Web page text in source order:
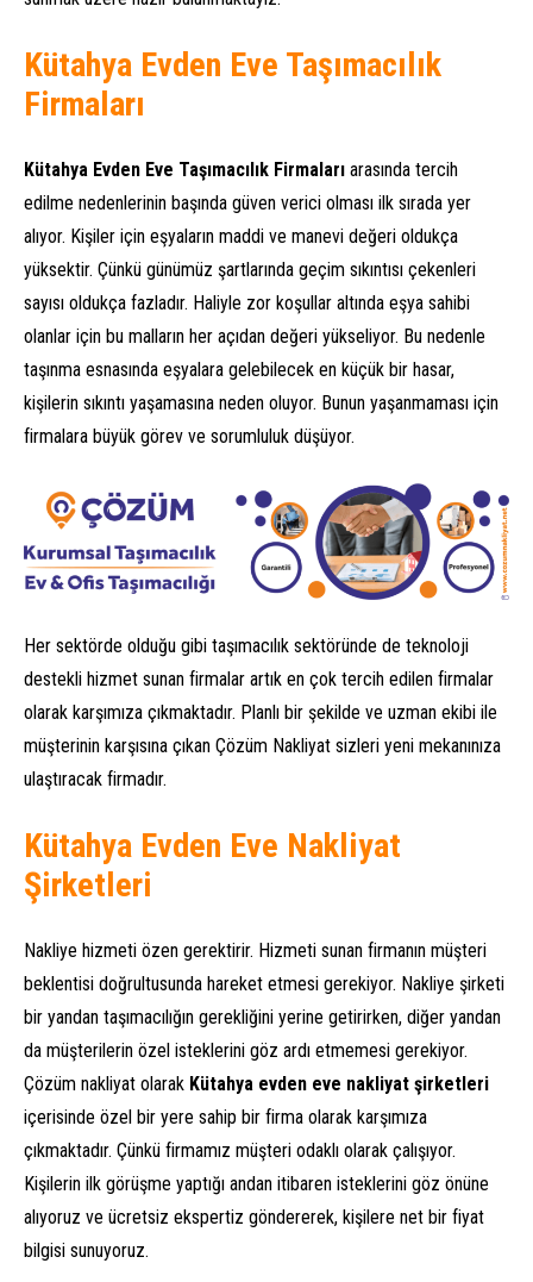
Kütahya Evden Eve Taşımacılık
Firmaları
Kütahya Evden Eve Taşımacılık Firmaları arasında tercih
edilme nedenlerinin başında güven verici olması ilk sırada yer
alıyor. Kişiler için eşyaların maddi ve manevi değeri oldukça
yüksektir. Çünkü günümüz şartlarında geçim sıkıntısı çekenleri
sayısı oldukça fazladır. Haliyle zor koşullar altında eşya sahibi
olanlar için bu malların her açıdan değeri yükseliyor. Bu nedenle
taşınma esnasında eşyalara gelebilecek en küçük bir hasar,
kişilerin sıkıntı yaşamasına neden oluyor. Bunun yaşanmaması için
firmalara büyük görev ve sorumluluk düşüyor.
Her sektörde olduğu gibi taşımacılık sektöründe de teknoloji
destekli hizmet sunan firmalar artık en çok tercih edilen firmalar
olarak karşımıza çıkmaktadır. Planlı bir şekilde ve uzman ekibi ile
müşterinin karşısına çıkan Çözüm Nakliyat sizleri yeni mekanınıza
ulaştıracak firmadır.
Kütahya Evden Eve Nakliyat
Şirketleri
Nakliye hizmeti özen gerektirir. Hizmeti sunan firmanın müşteri
beklentisi doğrultusunda hareket etmesi gerekiyor. Nakliye şirketi
bir yandan taşımacılığın gerekliğini yerine getirirken, diğer yandan
da müşterilerin özel isteklerini göz ardı etmemesi gerekiyor.
Çözüm nakliyat olarak Kütahya evden eve nakliyat şirketleri
içerisinde özel bir yere sahip bir firma olarak karşımıza
çıkmaktadır. Çünkü firmamız müşteri odaklı olarak çalışıyor.
Kişilerin ilk görüşme yaptığı andan itibaren isteklerini göz önüne
alıyoruz ve ücretsiz ekspertiz göndererek, kişilere net bir fiyat
bilgisi sunuyoruz.